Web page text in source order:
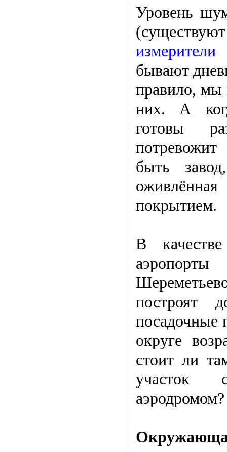
Уровень
бывают
правило, мы
них. А
готовы
быть
покрытием.
В
построят
посадочные
округе
стоит ли
участок
аэродромом?